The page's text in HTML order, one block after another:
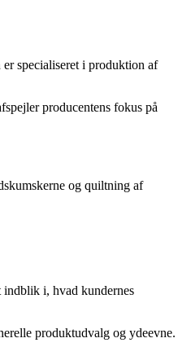
specialiseret i produktion af
producentens fokus på
og quiltning af
indblik i, hvad kundernes
produktudvalg og ydeevne.